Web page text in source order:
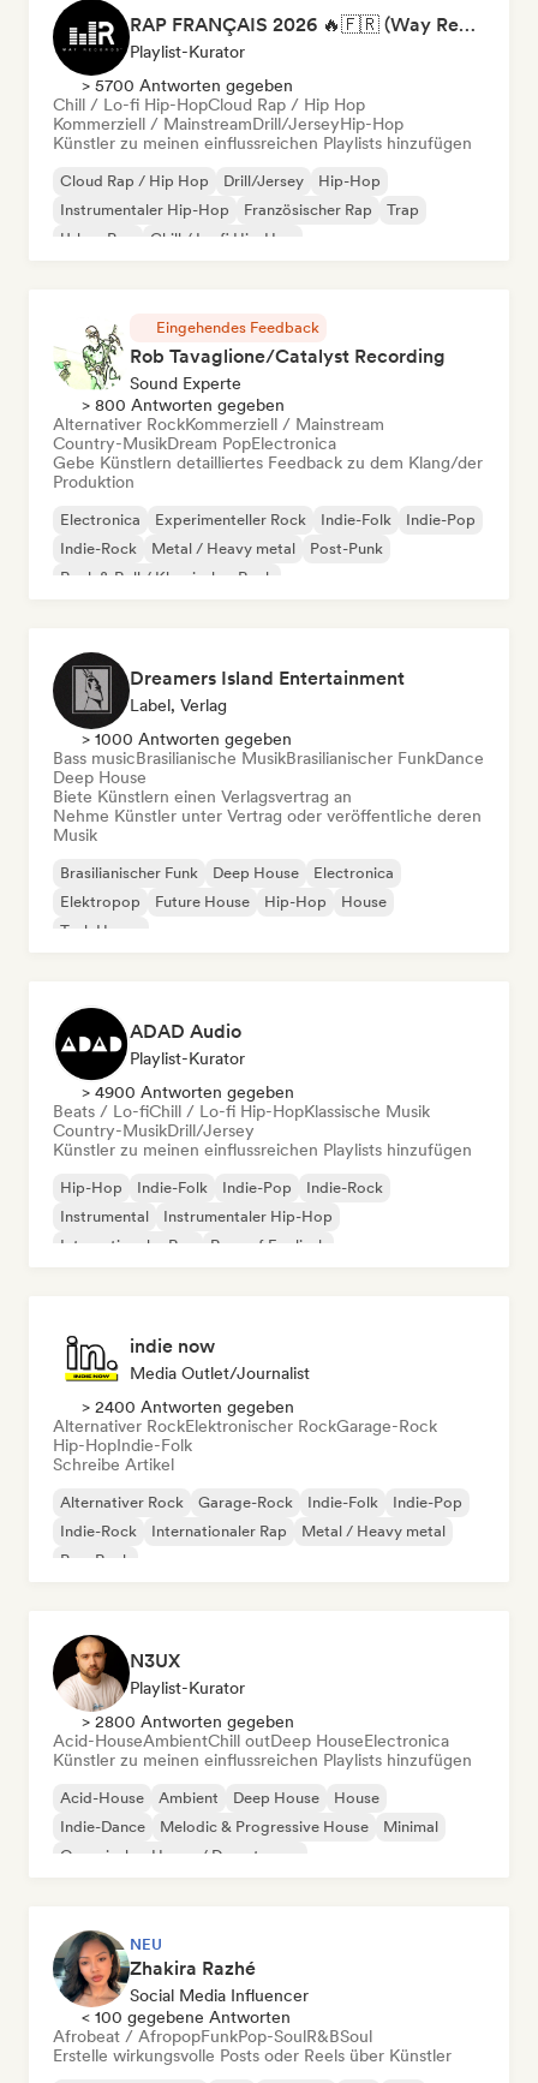
RAP FRANÇAIS 2026 🔥🇫🇷 (Way Records)
Playlist-Kurator
> 5700 Antworten gegeben
Chill / Lo-fi Hip-HopCloud Rap / Hip Hop
Kommerziell / MainstreamDrill/JerseyHip-Hop
Künstler zu meinen einflussreichen Playlists hinzufügen
Cloud Rap / Hip Hop Drill/Jersey
Hip-Hop
Instrumentaler Hip-Hop
Französischer Rap
Trap
Urban Pop
Chill / Lo-fi Hip-Hop
Eingehendes Feedback
Rob Tavaglione/Catalyst Recording
Sound Experte
> 800 Antworten gegeben
Alternativer RockKommerziell / Mainstream
Country-MusikDream PopElectronica
Gebe Künstlern detailliertes Feedback zu dem Klang/der
Produktion
Electronica Experimenteller Rock Indie-Folk
Indie-Pop
Indie-Rock
Metal / Heavy metal
Post-Punk
Rock & Roll / Klassischer Rock
Dreamers Island Entertainment
Label, Verlag
> 1000 Antworten gegeben
Bass musicBrasilianische MusikBrasilianischer FunkDance
Deep House
Biete Künstlern einen Verlagsvertrag an
Nehme Künstler unter Vertrag oder veröffentliche deren
Musik
Brasilianischer Funk Deep House
Electronica
Elektropop
Future House Hip-Hop
House
Tech House
ADAD Audio
Playlist-Kurator
> 4900 Antworten gegeben
Beats / Lo-fiChill / Lo-fi Hip-HopKlassische Musik
Country-MusikDrill/Jersey
Künstler zu meinen einflussreichen Playlists hinzufügen
Hip-Hop Indie-Folk Indie-Pop
Indie-Rock
Instrumental
Instrumentaler Hip-Hop
Internationaler Rap
Rap auf Englisch
indie now
Media Outlet/Journalist
> 2400 Antworten gegeben
Alternativer RockElektronischer RockGarage-Rock
Hip-HopIndie-Folk
Schreibe Artikel
Alternativer Rock Garage-Rock Indie-Folk
Indie-Pop
Indie-Rock
Internationaler Rap
Metal / Heavy metal
Pop-Rock
N3UX
Playlist-Kurator
> 2800 Antworten gegeben
Acid-HouseAmbientChill outDeep HouseElectronica
Künstler zu meinen einflussreichen Playlists hinzufügen
Acid-House Ambient Deep House
House
Indie-Dance
Melodic & Progressive House
Minimal
Organischer House / Downtempo
NEU
Zhakira Razhé
Social Media Influencer
< 100 gegebene Antworten
Afrobeat / AfropopFunkPop-SoulR&BSoul
Erstelle wirkungsvolle Posts oder Reels über Künstler